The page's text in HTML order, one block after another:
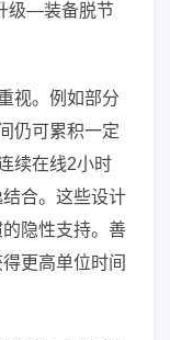
级—装备脱节
视。例如部分
仍可累积一定
续在线2小时
合。这些设计
隐性支持。善
更高单位时间